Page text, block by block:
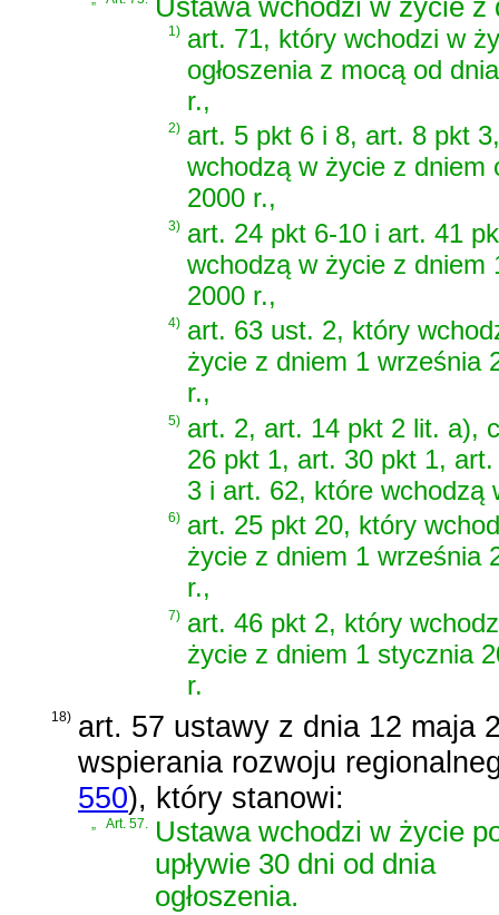
1) art. 71, który wchodzi w
ogłoszenia z mocą od
r.,
2) art. 5 pkt 6 i 8, art. 8 pkt
wchodzą w życie z dniem
2000 r.,
3) art. 24 pkt 6-10 i art. 41
wchodzą w życie z dniem
2000 r.,
4) art. 63 ust. 2, który
życie z dniem 1 września
r.,
5) art. 2, art. 14 pkt 2 lit. a),
26 pkt 1, art. 30 pkt 1,
3 i art. 62, które wchodzą
6) art. 25 pkt 20, który
życie z dniem 1 września
r.,
7) art. 46 pkt 2, który
życie z dniem 1 stycznia
r.
18) art. 57 ustawy z dnia 12 maja
wspierania rozwoju
550), który stanowi:
„ Art. 57. Ustawa wchodzi w życie
upływie 30 dni od dnia
ogłoszenia.